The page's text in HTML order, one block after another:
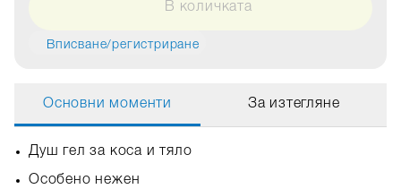
В количката
Вписване/регистриране
Основни моменти За изтегляне
Душ гел за коса и тяло
Особено нежен